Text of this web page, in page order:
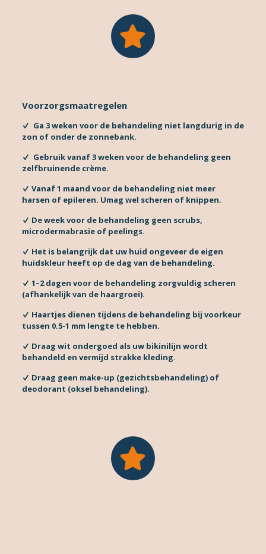
Voorzorgsmaatregelen
Ga 3 weken voor de behandeling niet langdurig in de
zon of onder de zonnebank.
Gebruik vanaf 3 weken voor de behandeling geen
zelfbruinende crème.
Vanaf 1 maand voor de behandeling niet meer
harsen of epileren. Umag wel scheren of knippen.
De week voor de behandeling geen scrubs,
microdermabrasie of peelings.
Het is belangrijk dat uw huid ongeveer de eigen
huidskleur heeft op de dag van de behandeling.
1–2 dagen voor de behandeling zorgvuldig scheren
(afhankelijk van de haargroei).
Haartjes dienen tijdens de behandeling bij voorkeur
tussen 0.5-1 mm lengte te hebben.
Draag wit ondergoed als uw bikinilijn wordt
behandeld en vermijd strakke kleding.
Draag geen make-up (gezichtsbehandeling) of
deodorant (oksel behandeling).